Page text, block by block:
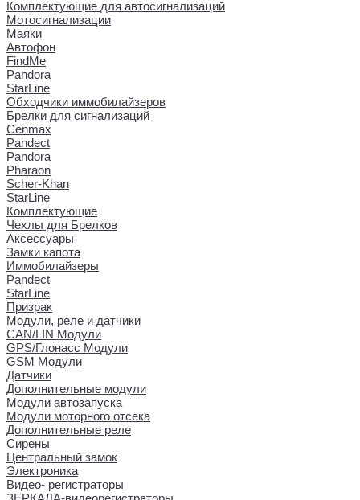
Комплектующие для автосигнализаций
Мотосигнализации
Маяки
Автофон
FindMe
Pandora
StarLine
Обходчики иммобилайзеров
Брелки для сигнализаций
Cenmax
Pandect
Pandora
Pharaon
Scher-Khan
StarLine
Комплектующие
Чехлы для Брелков
Аксессуары
Замки капота
Иммобилайзеры
Pandect
StarLine
Призрак
Модули, реле и датчики
CAN/LIN Модули
GPS/Глонасс Модули
GSM Модули
Датчики
Дополнительные модули
Модули автозапуска
Модули моторного отсека
Дополнительные реле
Сирены
Центральный замок
Электроника
Видео- регистраторы